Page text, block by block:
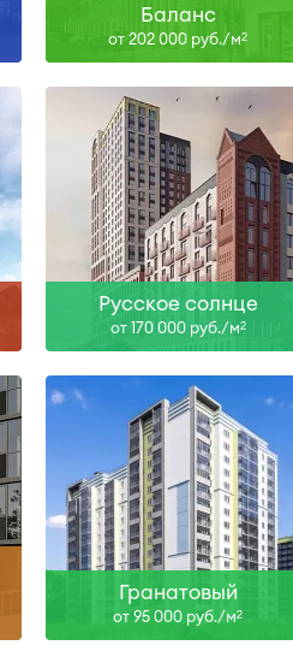
Баланс
от 202 000 руб./м2
Русское солнце
от 170 000 руб./м2
Гранатовый
от 95 000 руб./м2
Сдан
Узнать больше